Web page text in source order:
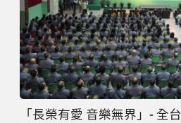
「長榮有愛 音樂無界」- 全